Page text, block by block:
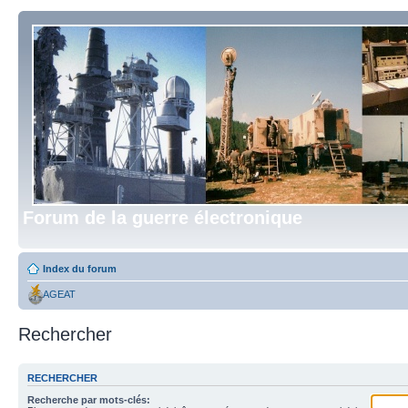
Forum de la guerre électronique
Index du forum
AGEAT
Rechercher
RECHERCHER
Recherche par mots-clés: